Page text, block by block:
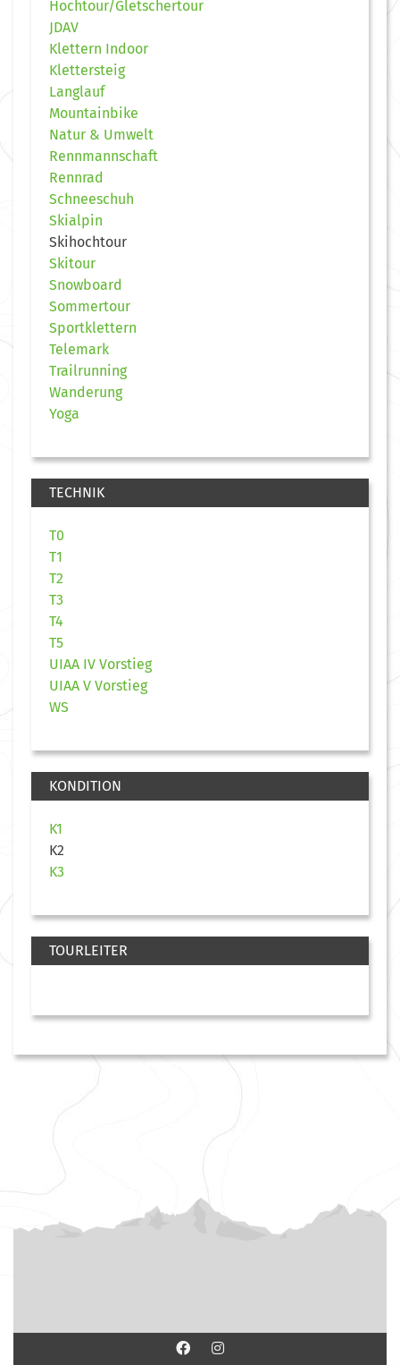
Hochtour/Gletschertour
JDAV
Klettern Indoor
Klettersteig
Langlauf
Mountainbike
Natur & Umwelt
Rennmannschaft
Rennrad
Schneeschuh
Skialpin
Skihochtour
Skitour
Snowboard
Sommertour
Sportklettern
Telemark
Trailrunning
Wanderung
Yoga
TECHNIK
T0
T1
T2
T3
T4
T5
UIAA IV Vorstieg
UIAA V Vorstieg
WS
KONDITION
K1
K2
K3
TOURLEITER